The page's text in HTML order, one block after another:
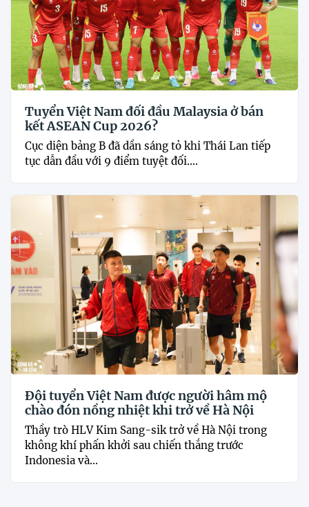
Tuyển Việt Nam đối đầu Malaysia ở bán
kết ASEAN Cup 2026?
Cục diện bảng B đã dần sáng tỏ khi Thái Lan tiếp
tục dẫn đầu với 9 điểm tuyệt đối....
Đội tuyển Việt Nam được người hâm mộ
chào đón nồng nhiệt khi trở về Hà Nội
Thầy trò HLV Kim Sang-sik trở về Hà Nội trong
không khí phấn khởi sau chiến thắng trước
Indonesia và...